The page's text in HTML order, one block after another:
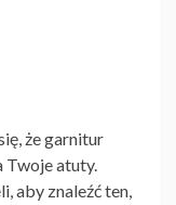
że garnitur
Twoje atuty.
aby znaleźć ten,